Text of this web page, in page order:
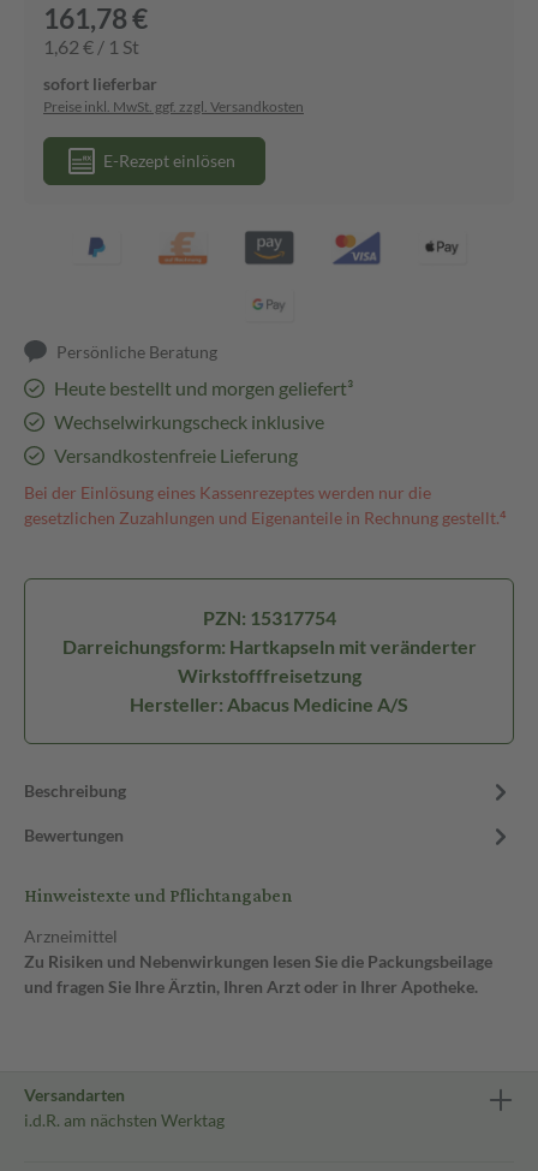
161,78 €
1,62 € / 1 St
sofort lieferbar
Preise inkl. MwSt. ggf. zzgl. Versandkosten
E-Rezept einlösen
Persönliche Beratung
Heute bestellt und morgen geliefert³
Wechselwirkungscheck inklusive
Versandkostenfreie Lieferung
Bei der Einlösung eines Kassenrezeptes werden nur die
gesetzlichen Zuzahlungen und Eigenanteile in Rechnung gestellt.⁴
PZN: 15317754
Darreichungsform: Hartkapseln mit veränderter
Wirkstofffreisetzung
Hersteller: Abacus Medicine A/S
Beschreibung
Bewertungen
Hinweistexte und Pflichtangaben
Arzneimittel
Zu Risiken und Nebenwirkungen lesen Sie die Packungsbeilage
und fragen Sie Ihre Ärztin, Ihren Arzt oder in Ihrer Apotheke.
Versandarten
i.d.R. am nächsten Werktag